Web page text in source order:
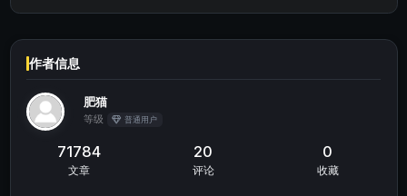
作者信息
肥猫
等级 普通用户
71784
文章
20
评论
0
收藏